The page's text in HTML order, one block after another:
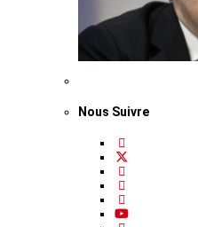
Nous Suivre